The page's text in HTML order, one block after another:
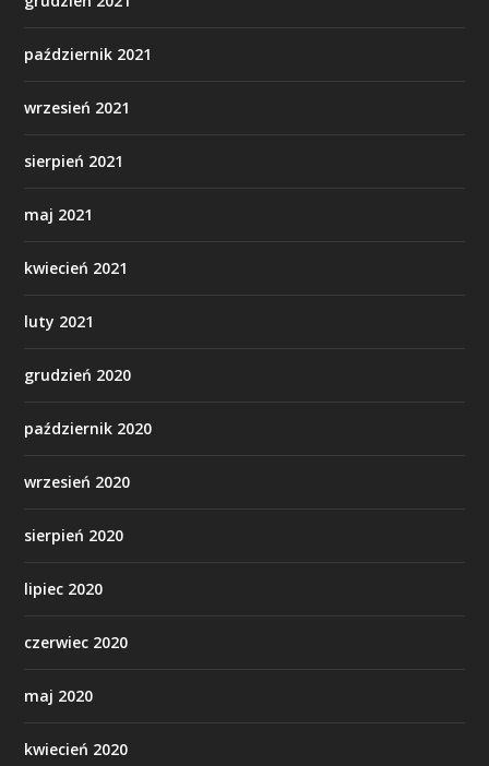
październik 2021
wrzesień 2021
sierpień 2021
maj 2021
kwiecień 2021
luty 2021
grudzień 2020
październik 2020
wrzesień 2020
sierpień 2020
lipiec 2020
czerwiec 2020
maj 2020
kwiecień 2020